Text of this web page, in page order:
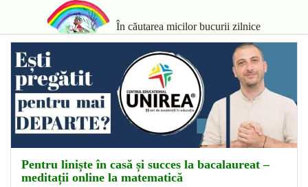
În căutarea micilor bucurii zilnice
Pentru liniște în casă și succes la bacalaureat –
meditații online la matematică